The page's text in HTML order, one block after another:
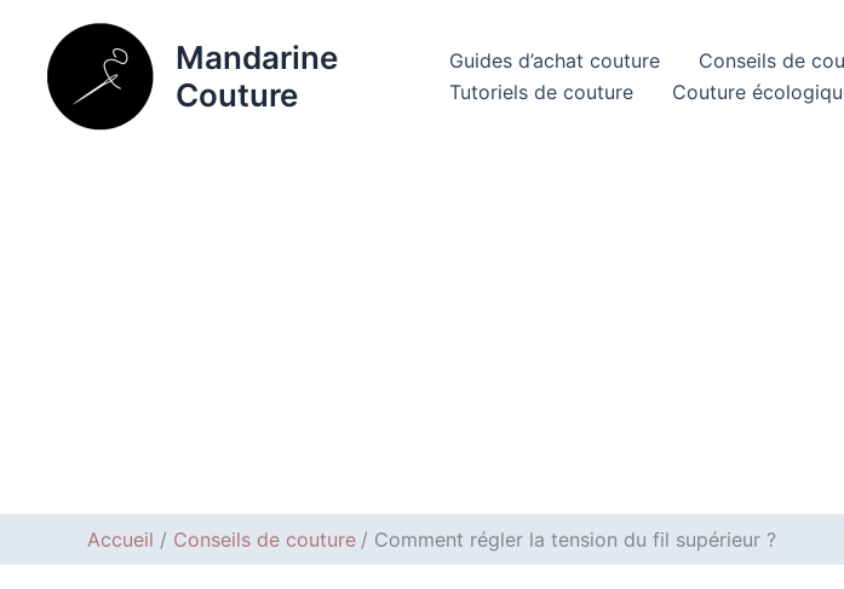
contenu
Mandarine
Couture
Guides d’achat couture Conseils de
Tutoriels de couture
Couture
Accueil Conseils de couture Comment régler la tension du fil supérieur ?